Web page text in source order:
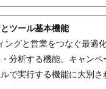
ツール基本機能
ングと営業をつなぐ最適
分析する機能、キャン
で実行する機能に大別さ